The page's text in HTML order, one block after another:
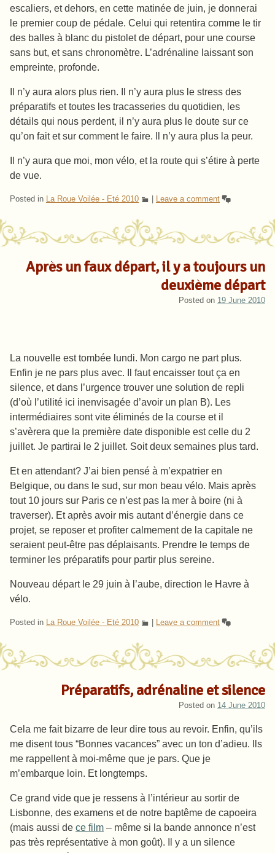
escaliers, et dehors, en cette matinée de juin, je donnerai
le premier coup de pédale. Celui qui retentira comme le tir
des balles à blanc du pistolet de départ, pour une course
sans but, et sans chronomètre. L’adrénaline laissant son
empreinte, profonde.
Il n’y aura alors plus rien. Il n’y aura plus le stress des
préparatifs et toutes les tracasseries du quotidien, les
détails qui nous perdent, il n’y aura plus le doute sur ce
qu’on fait et sur comment le faire. Il n’y aura plus la peur.
Il n’y aura que moi, mon vélo, et la route qui s’étire à perte
de vue.
Posted in La Roue Voilée - Eté 2010 Leave a comment
Après un faux départ, il y a toujours un
deuxième départ
Posted on 19 June 2010
La nouvelle est tombée lundi. Mon cargo ne part plus.
Enfin je ne pars plus avec. Il faut encaisser tout ça en
silence, et dans l’urgence trouver une solution de repli
(d’où l’utilité ici inenvisagée d’avoir un plan B). Les
intermédiaires sont vite éliminés de la course et il
s’avèrera que la première date disponible est celle du 2
juillet. Je partirai le 2 juillet. Soit deux semaines plus tard.
Et en attendant? J’ai bien pensé à m’expatrier en
Belgique, ou dans le sud, sur mon beau vélo. Mais après
tout 10 jours sur Paris ce n’est pas la mer à boire (ni à
traverser). Et après avoir mis autant d’énergie dans ce
projet, se reposer et profiter calmement de la capitale ne
seraient peut-être pas déplaisants. Prendre le temps de
terminer les préparatifs pour partir plus sereine.
Nouveau départ le 29 juin à l’aube, direction le Havre à
vélo.
Posted in La Roue Voilée - Eté 2010 Leave a comment
Préparatifs, adrénaline et silence
Posted on 14 June 2010
Cela me fait bizarre de leur dire tous au revoir. Enfin, qu’ils
me disent tous “Bonnes vacances” avec un ton d’adieu. Ils
me rappellent à moi-même que je pars. Que je
m’embarque loin. Et longtemps.
Ce grand vide que je ressens à l’intérieur au sortir de
Lisbonne, des examens et de notre baptême de capoeira
(mais aussi de ce film – même si la bande annonce n’est
pas très représentative à mon goût). Il y a un silence